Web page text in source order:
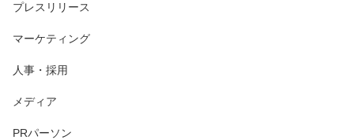
プレスリリース
マーケティング
人事・採用
メディア
PRパーソン